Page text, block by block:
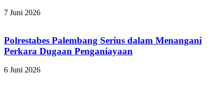
7 Juni 2026
Polrestabes Palembang Serius dalam Menangani
Perkara Dugaan Penganiayaan
6 Juni 2026